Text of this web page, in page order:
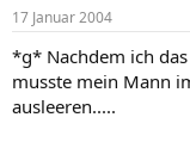
17 Januar 2004
*g* Nachdem ich
musste mein Mann
ausleeren.....